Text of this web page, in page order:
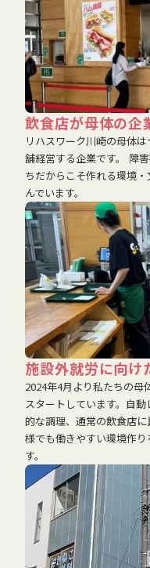
飲食店が母体の企
リハスワーク川崎の母体
舗経営する企業です。 障
ちだからこそ作れる環境
んでいます。
施設外就労に向け
2024年4月より私たちの母
スタートしています。自
的な調理、通常の飲食店
様でも働きやすい環境作
す。